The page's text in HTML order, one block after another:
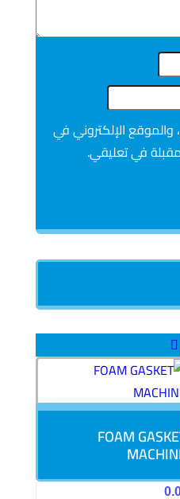
الإلكتروني في
في تعليقي.
FOAM